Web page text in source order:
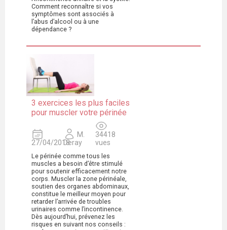
Comment reconnaître si vos
symptômes sont associés à
l’abus d’alcool ou à une
dépendance ?
3 exercices les plus faciles
pour muscler votre périnée
27/04/2018
M.
Deray
34418
vues
Le périnée comme tous les
muscles a besoin d’être stimulé
pour soutenir efficacement notre
corps. Muscler la zone périnéale,
soutien des organes abdominaux,
constitue le meilleur moyen pour
retarder l’arrivée de troubles
urinaires comme l’incontinence.
Dès aujourd’hui, prévenez les
risques en suivant nos conseils :